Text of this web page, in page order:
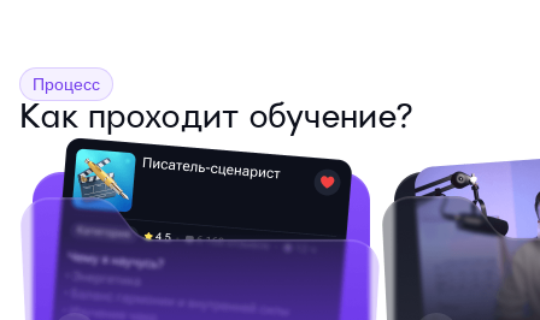
Процесс
Как проходит обучение?